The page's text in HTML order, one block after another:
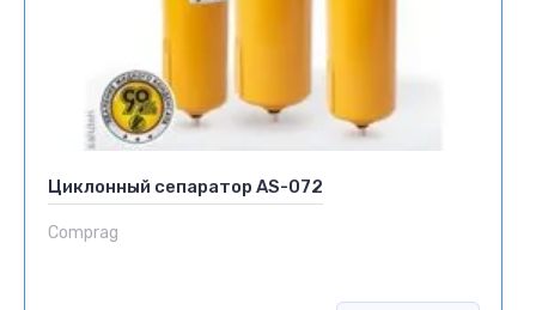
Циклонный сепаратор AS-072
Comprag